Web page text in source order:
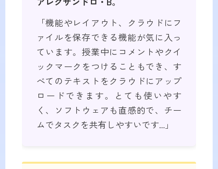
「機能やレイアウト、クラウドにフ
ァイルを保存できる機能が気に入っ
ています。授業中にコメントやクイ
ックマークをつけることもでき、す
べてのテキストをクラウドにアップ
ロードできます。とても使いやす
く、ソフトウェアも直感的で、チー
ムでタスクを共有しやすいです...」